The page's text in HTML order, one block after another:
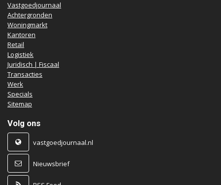
Vastgoedjournaal
Achtergronden
Woningmarkt
Kantoren
Retail
Logistiek
Juridisch | Fiscaal
Transacties
Werk
Specials
Sitemap
Volg ons
vastgoedjournaal.nl
Nieuwsbrief